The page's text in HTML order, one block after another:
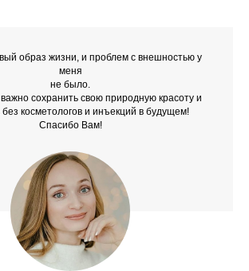
образ жизни, и проблем с внешностью у
меня
не было.
сохранить свою природную красоту и
косметологов и инъекций в будущем!
Спасибо Вам!